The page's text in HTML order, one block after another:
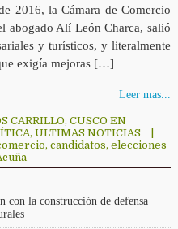
2016, la Cámara de Comercio
abogado Alí León Charca, salió
y turísticos, y literalmente
exigía mejoras […]
Leer mas...
CARRILLO, CUSCO EN
, ULTIMAS NOTICIAS
, candidatos, elecciones
con la construcción de defensa